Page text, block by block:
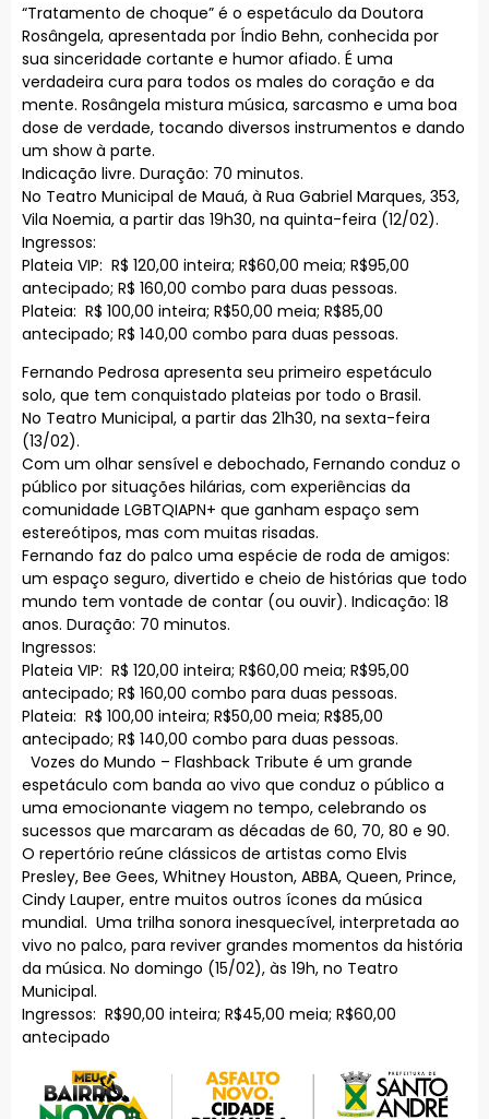
“Tratamento de choque” é o espetáculo da Doutora
Rosângela, apresentada por Índio Behn, conhecida por
sua sinceridade cortante e humor afiado. É uma
verdadeira cura para todos os males do coração e da
mente. Rosângela mistura música, sarcasmo e uma boa
dose de verdade, tocando diversos instrumentos e dando
um show à parte.
Indicação livre. Duração: 70 minutos.
No Teatro Municipal de Mauá, à Rua Gabriel Marques, 353,
Vila Noemia, a partir das 19h30, na quinta-feira (12/02).
Ingressos:
Plateia VIP: R$ 120,00 inteira; R$60,00 meia; R$95,00
antecipado; R$ 160,00 combo para duas pessoas.
Plateia: R$ 100,00 inteira; R$50,00 meia; R$85,00
antecipado; R$ 140,00 combo para duas pessoas.
Fernando Pedrosa apresenta seu primeiro espetáculo
solo, que tem conquistado plateias por todo o Brasil.
No Teatro Municipal, a partir das 21h30, na sexta-feira
(13/02).
Com um olhar sensível e debochado, Fernando conduz o
público por situações hilárias, com experiências da
comunidade LGBTQIAPN+ que ganham espaço sem
estereótipos, mas com muitas risadas.
Fernando faz do palco uma espécie de roda de amigos:
um espaço seguro, divertido e cheio de histórias que todo
mundo tem vontade de contar (ou ouvir). Indicação: 18
anos. Duração: 70 minutos.
Ingressos:
Plateia VIP: R$ 120,00 inteira; R$60,00 meia; R$95,00
antecipado; R$ 160,00 combo para duas pessoas.
Plateia: R$ 100,00 inteira; R$50,00 meia; R$85,00
antecipado; R$ 140,00 combo para duas pessoas.
Vozes do Mundo – Flashback Tribute é um grande
espetáculo com banda ao vivo que conduz o público a
uma emocionante viagem no tempo, celebrando os
sucessos que marcaram as décadas de 60, 70, 80 e 90.
O repertório reúne clássicos de artistas como Elvis
Presley, Bee Gees, Whitney Houston, ABBA, Queen, Prince,
Cindy Lauper, entre muitos outros ícones da música
mundial. Uma trilha sonora inesquecível, interpretada ao
vivo no palco, para reviver grandes momentos da história
da música. No domingo (15/02), às 19h, no Teatro
Municipal.
Ingressos: R$90,00 inteira; R$45,00 meia; R$60,00
antecipado